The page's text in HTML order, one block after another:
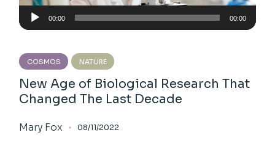
Audio
Player
00:00 00:00
COSMOS NATURE
New Age of Biological Research That
Changed The Last Decade
Mary Fox 08/11/2022